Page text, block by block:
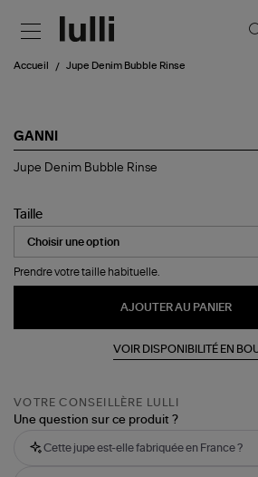
Accueil Jupe Denim Bubble Rinse
GANNI
Jupe
Rinse
Jupe Denim Bubble Rinse
Taille
Prendre votre taille habituelle.
AJOUTER AU PANIER
VOIR DISPONIBILITÉ EN
VOTRE CONSEILLÈRE LULLI
Une question sur ce produit ?
Cette jupe est-elle fabriquée en France ?